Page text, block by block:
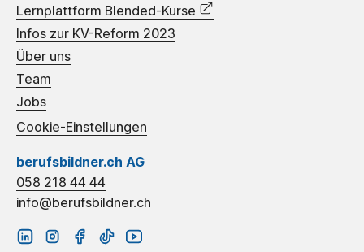
berufsbildner.ch AG
058 218 44 44
info@berufsbildner.ch
Lernplattform Blended-Kurse
Infos zur KV-Reform 2023
Über uns
Team
Jobs
Cookie-Einstellungen